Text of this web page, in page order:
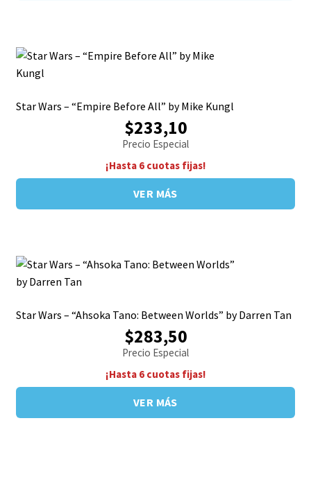
Star Wars – “Empire Before All” by Mike Kungl
$233,10
Precio Especial
¡Hasta 6 cuotas fijas!
VER MÁS
Star Wars – “Ahsoka Tano: Between Worlds” by Darren Tan
$283,50
Precio Especial
¡Hasta 6 cuotas fijas!
VER MÁS